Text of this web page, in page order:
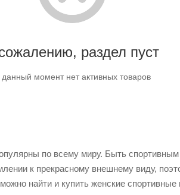
раздел пуст
данный момент нет активных товаров
по всему миру. Быть
к прекрасному внешнему виду,
найти и купить женские